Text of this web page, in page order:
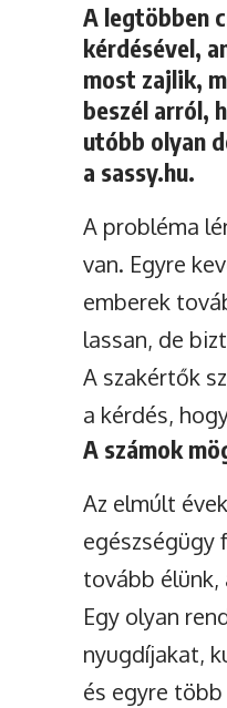
A legtöbben
kérdésével,
most zajlik,
beszél arról,
utóbb olyan
a sassy.hu.
A probléma
van. Egyre
emberek
lassan, de
A szakértők
a kérdés,
A számok
Az elmúlt
egészségügy
tovább élünk,
Egy olyan
nyugdíjakat,
és egyre